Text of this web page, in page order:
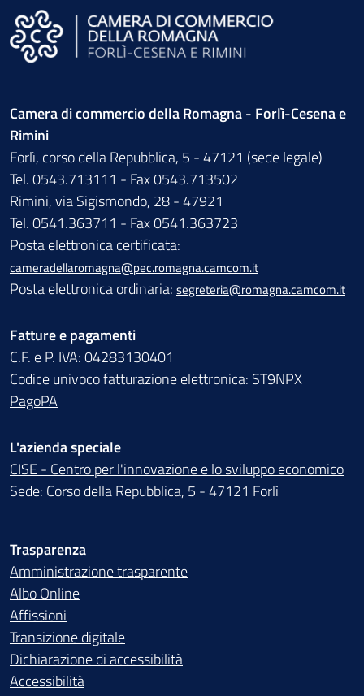
Camera di commercio della Romagna - Forlì-Cesena e
Rimini
Forlì, corso della Repubblica, 5 - 47121 (sede legale)
Tel. 0543.713111 - Fax 0543.713502
Rimini, via Sigismondo, 28 - 47921
Tel. 0541.363711 - Fax 0541.363723
Posta elettronica certificata:
cameradellaromagna@pec.romagna.camcom.it
Posta elettronica ordinaria: segreteria@romagna.camcom.it
Fatture e pagamenti
C.F. e P. IVA: 04283130401
Codice univoco fatturazione elettronica: ST9NPX
PagoPA
L'azienda speciale
CISE - Centro per l'innovazione e lo sviluppo economico
Sede: Corso della Repubblica, 5 - 47121 Forlì
Trasparenza
Amministrazione trasparente
Albo Online
Affissioni
Transizione digitale
Dichiarazione di accessibilità
Accessibilità